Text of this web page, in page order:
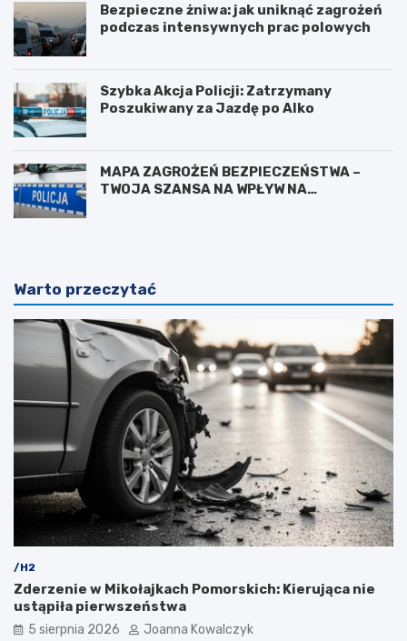
Bezpieczne żniwa: jak uniknąć zagrożeń
podczas intensywnych prac polowych
Szybka Akcja Policji: Zatrzymany
Poszukiwany za Jazdę po Alko
MAPA ZAGROŻEŃ BEZPIECZEŃSTWA –
TWOJA SZANSA NA WPŁYW NA
Warto przeczytać
/H2
Zderzenie w Mikołajkach Pomorskich: Kierująca nie
ustąpiła pierwszeństwa
5 sierpnia 2026 Joanna Kowalczyk